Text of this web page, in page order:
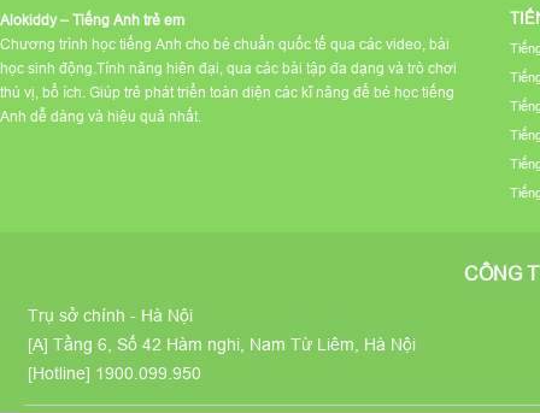
Alokiddy – Tiếng Anh trẻ em
Chương trình học tiếng Anh cho bé chuẩn quốc tế qua các video, bài
học sinh động.Tính năng hiện đại, qua các bài tập đa dạng và trò chơi
thú vị, bổ ích. Giúp trẻ phát triển toàn diện các kĩ năng để bé học tiếng
Anh dễ dàng và hiệu quả nhất.
CÔNG
Trụ sở chính - Hà Nội
[A] Tầng 6, Số 42 Hàm nghi, Nam Từ Liêm, Hà Nội
[Hotline] 1900.099.950